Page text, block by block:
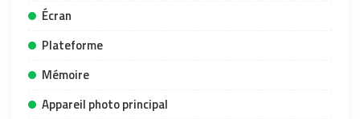
Écran
Plateforme
Mémoire
Appareil photo principal